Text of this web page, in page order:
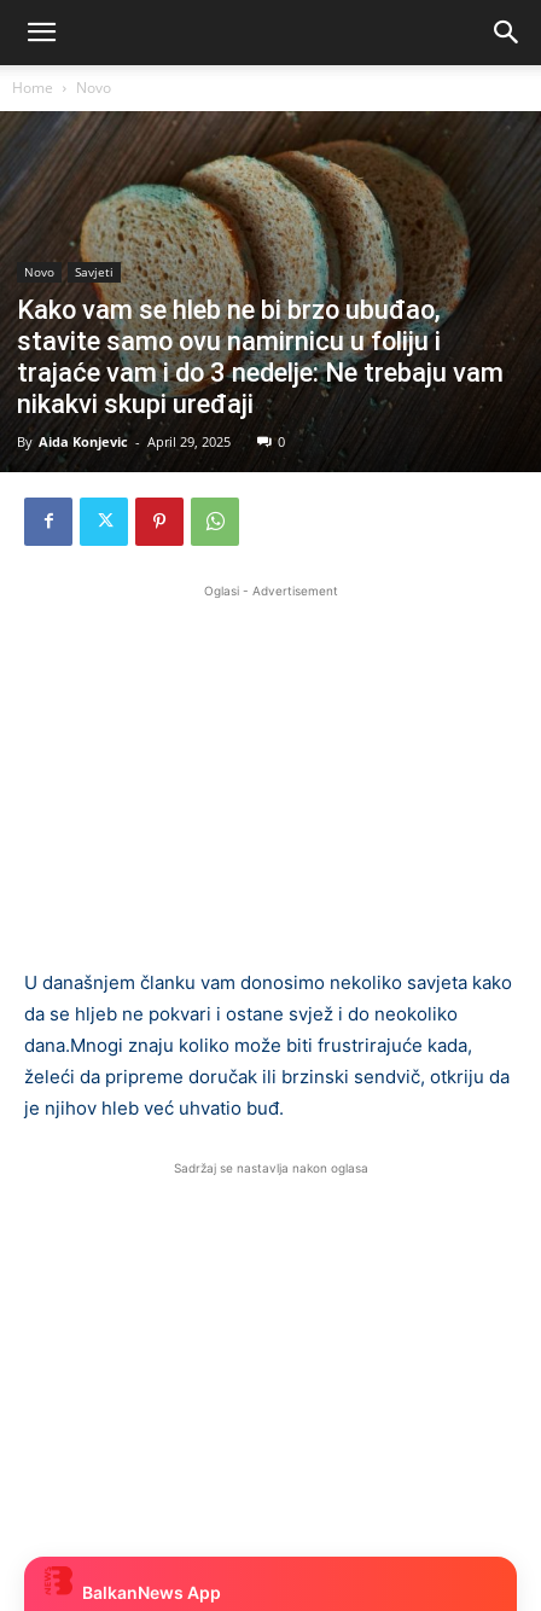
Home Novo
Novo Savjeti
Kako vam se hleb ne bi brzo ubuđao,
stavite samo ovu namirnicu u foliju i
trajaće vam i do 3 nedelje: Ne trebaju vam
nikakvi skupi uređaji
By Aida Konjevic - April 29, 2025 0
Oglasi - Advertisement
U današnjem članku vam donosimo nekoliko savjeta kako
da se hljeb ne pokvari i ostane svjež i do neokoliko
dana.Mnogi znaju koliko može biti frustrirajuće kada,
želeći da pripreme doručak ili brzinski sendvič, otkriju da
je njihov hleb već uhvatio buđ.
Sadržaj se nastavlja nakon oglasa
BalkanNews App